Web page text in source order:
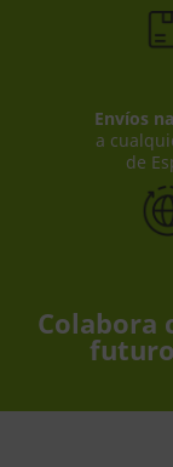
Envíos
a
de
Colabora